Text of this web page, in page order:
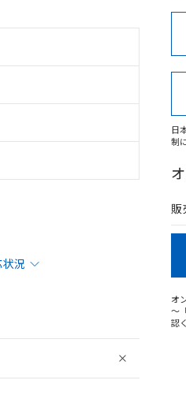
況
日
制
販
オ
～
認